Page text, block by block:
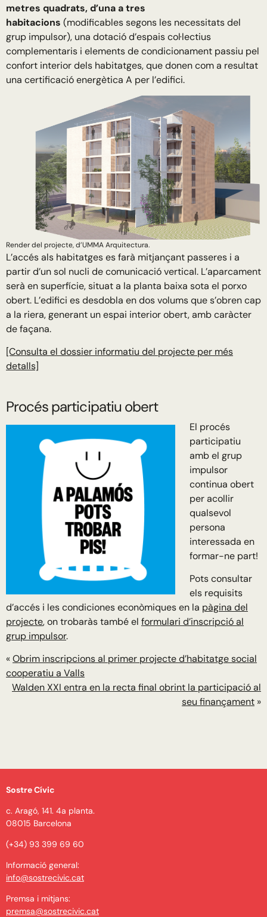
metres quadrats, d’una a tres
habitacions (modificables segons les necessitats del
grup impulsor), una dotació d’espais col·lectius
complementaris i elements de condicionament passiu pel
confort interior dels habitatges, que donen com a resultat
una certificació energètica A per l’edifici.
Render del projecte, d’UMMA Arquitectura.
L’accés als habitatges es farà mitjançant passeres i a
partir d’un sol nucli de comunicació vertical. L’aparcament
serà en superfície, situat a la planta baixa sota el porxo
obert. L’edifici es desdobla en dos volums que s’obren cap
a la riera, generant un espai interior obert, amb caràcter
de façana.
[Consulta el dossier informatiu del projecte per més
detalls]
Procés participatiu obert
El procés
participatiu
amb el grup
impulsor
continua obert
per acollir
qualsevol
persona
interessada en
formar-ne part!
Pots consultar
els requisits
d’accés i les condiciones econòmiques en la pàgina del
projecte, on trobaràs també el formulari d’inscripció al
grup impulsor.
«Obrim inscripcions al primer projecte d’habitatge social
cooperatiu a Valls
Walden XXI entra en la recta final obrint la participació al
seu finançament »
Sostre Cívic
c. Aragó, 141. 4a planta.
08015 Barcelona
(+34) 93 399 69 60
Informació general:
info@sostrecivic.cat
Premsa i mitjans:
premsa@sostrecivic.cat